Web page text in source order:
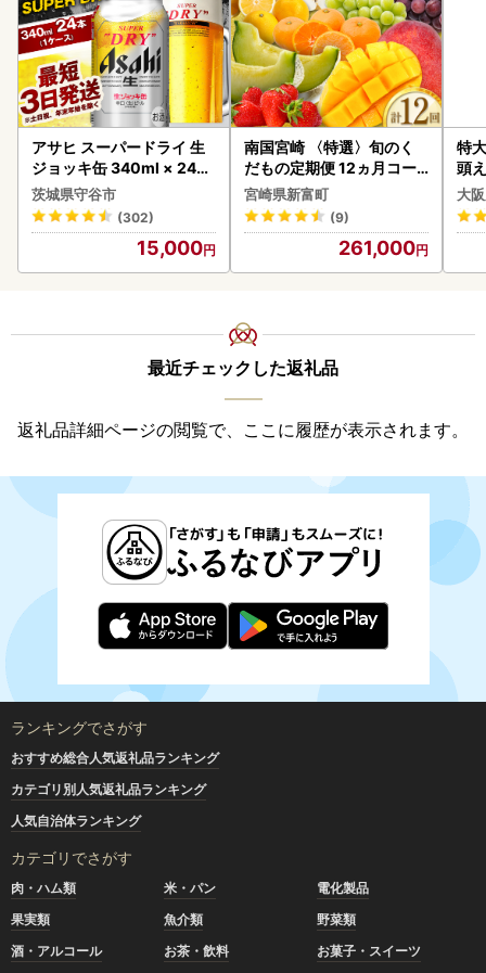
アサヒ スーパードライ 生
ジョッキ缶 340ml × 24本
(1ケース) ＜茨城工場＞ 缶
ビール お酒 Asahi 守谷市
茨城県守谷市
(302)
15,000
南国宮崎 〈特選〉旬のく
だもの定期便 12ヵ月コー
ス【F84-25】
宮崎県新富町
(9)
261,000
特
頭
大
最近チェックした返礼品
返礼品詳細ページの閲覧で、ここに履歴が表示されます。
ランキングでさがす
おすすめ総合人気返礼品ランキング
カテゴリ別人気返礼品ランキング
人気自治体ランキング
カテゴリでさがす
肉・ハム類 米・パン
電化製品
果実類
魚介類
野菜類
酒・アルコール
お茶・飲料
お菓子・スイーツ